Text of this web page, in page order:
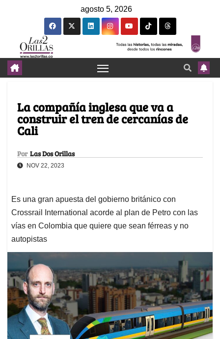
agosto 5, 2026
La compañía inglesa que va a
construir el tren de cercanías de
Cali
Por Las Dos Orillas
NOV 22, 2023
Es una gran apuesta del gobierno británico con
Crossrail International acorde al plan de Petro con las
vías en Colombia que quiere que sean férreas y no
autopistas